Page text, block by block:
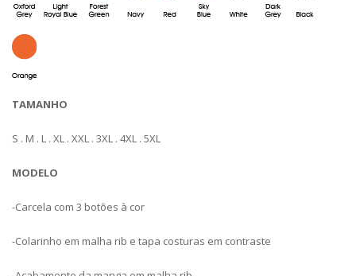
TAMANHO
S . M . L . XL . XXL . 3XL . 4XL . 5XL
MODELO
-Carcela com 3 botões à cor
-Colarinho em malha rib e tapa costuras em contraste